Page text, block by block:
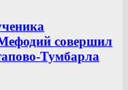
совершил
Тумбарла